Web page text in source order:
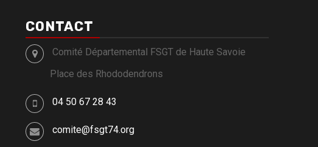
CONTACT
Comité Départemental FSGT de Haute Savoie
Place des Rhododendrons
04 50 67 28 43
comite@fsgt74.org